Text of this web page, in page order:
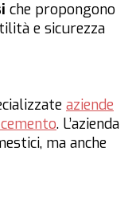
che propongono
e sicurezza
aziende
. L’azienda
ma anche